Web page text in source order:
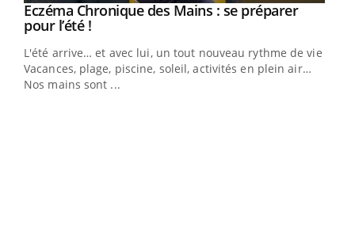
Youtube
Eczéma Chronique des Mains : se préparer
pour l’été !Youtube
L'été arrive… et avec lui, un tout nouveau rythme de vie !
Vacances, plage, piscine, soleil, activités en plein air…
Nos mains sont ...